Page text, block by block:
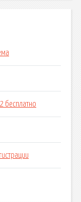
бесплатно